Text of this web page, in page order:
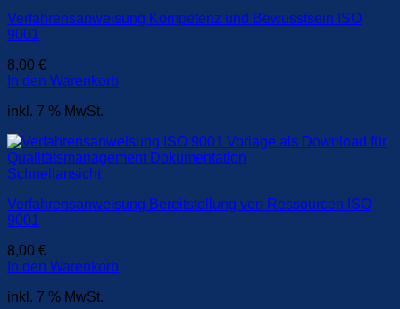
Verfahrensanweisung Kompetenz und Bewusstsein ISO
9001
8,00 €
In den Warenkorb
inkl. 7 % MwSt.
Schnellansicht
Verfahrensanweisung Bereitstellung von Ressourcen ISO
9001
8,00 €
In den Warenkorb
inkl. 7 % MwSt.